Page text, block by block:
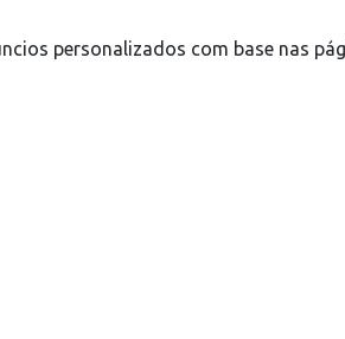
personalizados com base nas